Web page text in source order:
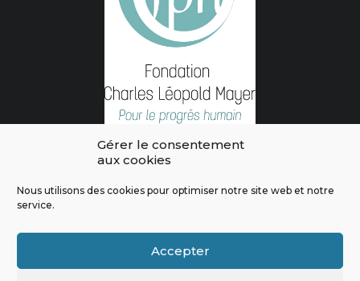
Gérer le consentement
aux cookies
Nous utilisons des cookies pour optimiser notre site web et notre
service.
Accepter
L'intégralité des contenus de ce site sont publiés sous licence
|Politique de confidentialité